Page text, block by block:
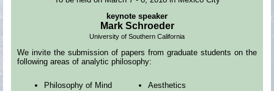
keynote speaker
Mark Schroeder
University of Southern California
We invite the submission of papers from graduate students on the
following areas of analytic philosophy:
Philosophy of Mind Aesthetics